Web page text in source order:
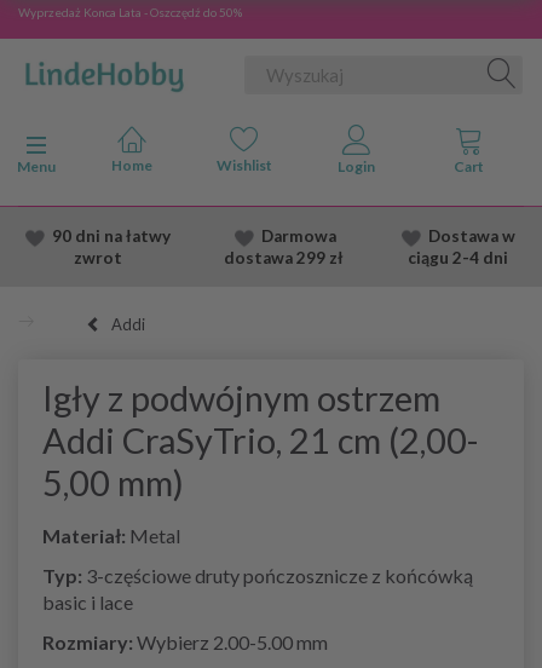
Wyprzedaż Konca Lata - Oszczędź do 50%
Przełącz nawigację
Menu
90 dni na łatwy
zwrot
Darmowa
dostawa299 zł
Dostawaw
ciągu 2-4 dni
Addi
Igły z podwójnym ostrzem
Addi CraSyTrio, 21 cm (2,00-
5,00 mm)
Materiał: Metal
Typ: 3-częściowe druty pończosznicze z końcówką
basic i lace
Rozmiary: Wybierz 2.00-5.00 mm